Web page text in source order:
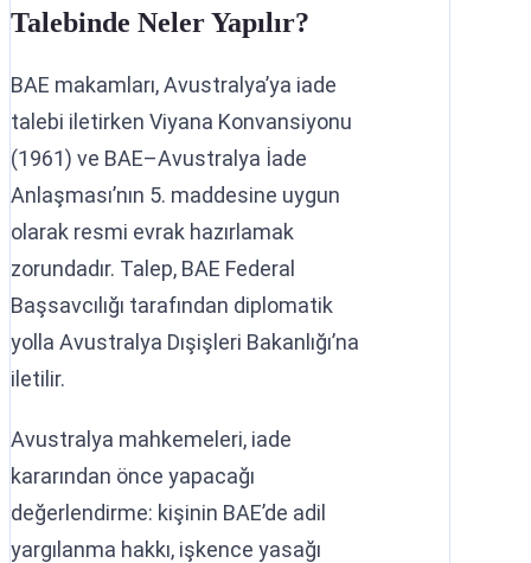
Talebinde Neler Yapılır?
BAE makamları, Avustralya’ya iade
talebi iletirken Viyana Konvansiyonu
(1961) ve BAE–Avustralya İade
Anlaşması’nın 5. maddesine uygun
olarak resmi evrak hazırlamak
zorundadır. Talep, BAE Federal
Başsavcılığı tarafından diplomatik
yolla Avustralya Dışişleri Bakanlığı’na
iletilir.
Avustralya mahkemeleri, iade
kararından önce yapacağı
değerlendirme: kişinin BAE’de adil
yargılanma hakkı, işkence yasağı